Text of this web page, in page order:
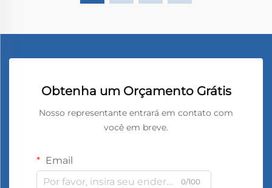
Obtenha um Orçamento Grátis
Nosso representante entrará em contato com
você em breve.
Email
0/100